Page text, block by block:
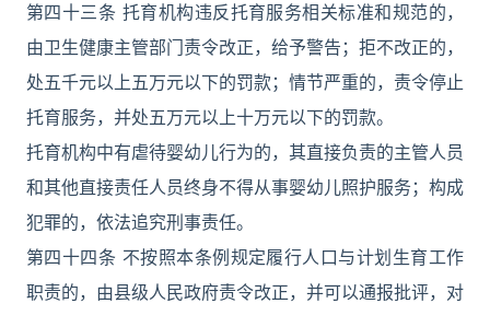
第四十三条 托育机构违反托育服务相关标准和规范的，
由卫生健康主管部门责令改正，给予警告；拒不改正的，
处五千元以上五万元以下的罚款；情节严重的，责令停止
托育服务，并处五万元以上十万元以下的罚款。
托育机构中有虐待婴幼儿行为的，其直接负责的主管人员
和其他直接责任人员终身不得从事婴幼儿照护服务；构成
犯罪的，依法追究刑事责任。
第四十四条 不按照本条例规定履行人口与计划生育工作
职责的，由县级人民政府责令改正，并可以通报批评，对